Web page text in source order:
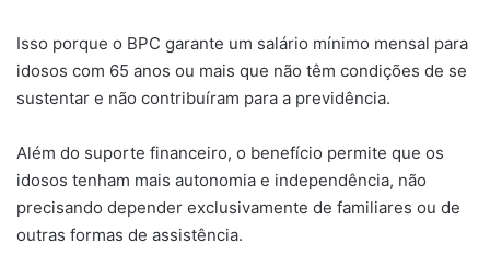
Isso porque o BPC garante um salário mínimo mensal para
idosos com 65 anos ou mais que não têm condições de se
sustentar e não contribuíram para a previdência.
Além do suporte financeiro, o benefício permite que os
idosos tenham mais autonomia e independência, não
precisando depender exclusivamente de familiares ou de
outras formas de assistência.